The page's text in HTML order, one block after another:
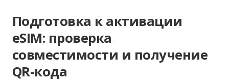
Подготовка к активации
eSIM: проверка
совместимости и получение
QR-кода